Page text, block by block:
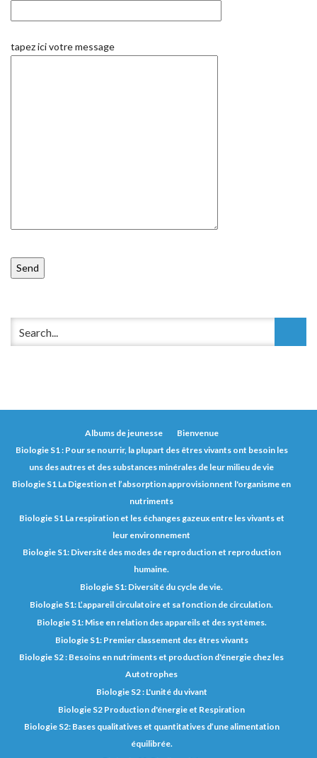
tapez ici votre message
Albums de jeunesse
Bienvenue
Biologie S1 : Pour se nourrir, la plupart des êtres vivants ont besoin les
uns des autres et des substances minérales de leur milieu de vie
Biologie S1 La Digestion et l’absorption approvisionnent l'organisme en
nutriments
Biologie S1 La respiration et les échanges gazeux entre les vivants et
leur environnement
Biologie S1: Diversité des modes de reproduction et reproduction
humaine.
Biologie S1: Diversité du cycle de vie.
Biologie S1: L’appareil circulatoire et sa fonction de circulation.
Biologie S1: Mise en relation des appareils et des systèmes.
Biologie S1: Premier classement des êtres vivants
Biologie S2 : Besoins en nutriments et production d'énergie chez les
Autotrophes
Biologie S2 : L'unité du vivant
Biologie S2 Production d'énergie et Respiration
Biologie S2: Bases qualitatives et quantitatives d’une alimentation
équilibrée.